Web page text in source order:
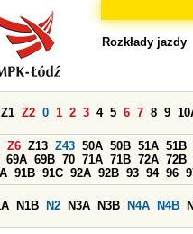
Rozkłady jazdy
Z1 Z2 0 1 2 3 4 5 6 7 8 9
Z6 Z13 Z43 50A 50B 51A 51B
69A 69B 70 71A 71B 72A 72B
91B 91C 92A 92B 93 94 96
N1B N2 N3A N3B N4A N4B